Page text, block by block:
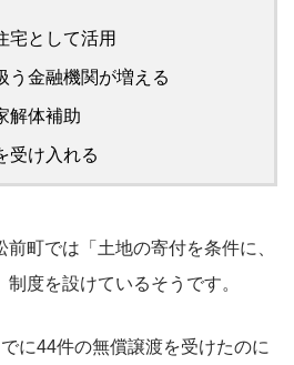
宅として活用
う金融機関が増える
解体補助
受け入れる
町では「土地の寄付を条件に、
度を設けているそうです。
に44件の無償譲渡を受けたのに